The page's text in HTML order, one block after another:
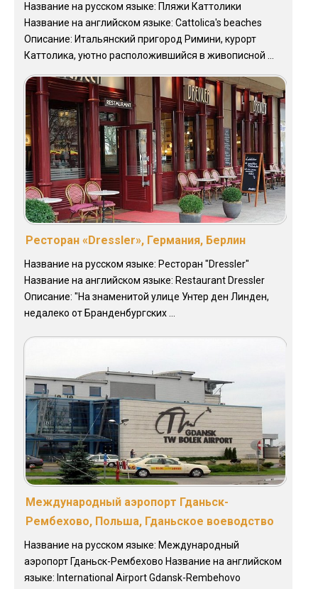
Название на русском языке: Пляжи Каттолики
Название на английском языке: Cattolica's beaches
Описание: Итальянский пригород Римини, курорт
Каттолика, уютно расположившийся в живописной ...
Ресторан «Dressler», Германия, Берлин
Название на русском языке: Ресторан "Dressler"
Название на английском языке: Restaurant Dressler
Описание: "На знаменитой улице Унтер ден Линден,
недалеко от Бранденбургских ...
Международный аэропорт Гданьск-
Рембехово, Польша, Гданьское воеводство
Название на русском языке: Международный
аэропорт Гданьск-Рембехово Название на английском
языке: International Airport Gdansk-Rembehovo